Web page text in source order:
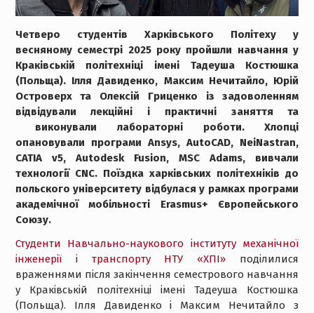
Четверо студентів Харківського Політеху у
весняному семестрі 2025 року пройшли навчання у
Краківській політехніці імені Тадеуша Костюшка
(Польща). Ілля Давиденко, Максим Нечитайло, Юрій
Островерх та Олексій Гриценко із задоволенням
відвідували лекційні і практичні заняття та
виконували лабораторні роботи. Хлопці
опановували програми Ansys, AutoCAD, NeiNastran,
CATIA v5, Autodesk Fusion, MSC Adams, вивчали
технології CNC. Поїздка харківських політехніків до
польского університету відбулася у рамках програми
академічної мобільності Erasmus+ Європейського
Союзу.
Студенти Навчально-наукового інституту механічної
інженерії і транспорту НТУ «ХПІ» поділилися
враженнями після закінчення семестрового навчання
у Краківській політехніці імені Тадеуша Костюшка
(Польща). Ілля Давиденко і Максим Нечитайло з